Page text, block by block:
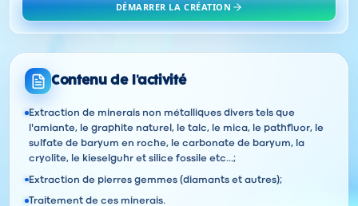
DÉMARRER LA CRÉATION
Contenu de l'activité
Extraction de minerais non métalliques divers tels que
l'amiante, le graphite naturel, le talc, le mica, le pathfluor, le
sulfate de baryum en roche, le carbonate de baryum, la
cryolite, le kieselguhr et silice fossile etc...;
Extraction de pierres gemmes (diamants et autres);
Traitement de ces minerais.